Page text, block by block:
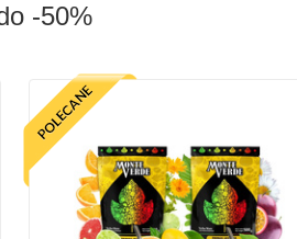
-50%